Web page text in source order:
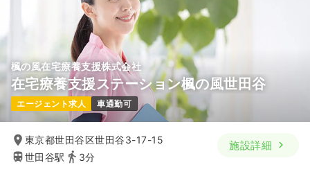
楓の風在宅療養支援株式会社
在宅療養支援ステーション楓の風世田谷
エージェント求人 車通勤可
東京都世田谷区世田谷3-17-15
世田谷駅
3分
施設詳細